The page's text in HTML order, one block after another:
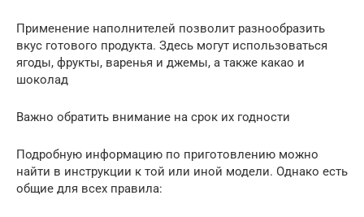
Применение наполнителей позволит разнообразить
вкус готового продукта. Здесь могут использоваться
ягоды, фрукты, варенья и джемы, а также какао и
шоколад
Важно обратить внимание на срок их годности
Подробную информацию по приготовлению можно
найти в инструкции к той или иной модели. Однако есть
общие для всех правила: